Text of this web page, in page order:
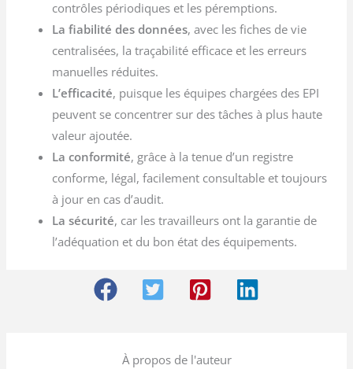
contrôles périodiques et les péremptions.
La fiabilité des données, avec les fiches de vie
centralisées, la traçabilité efficace et les erreurs
manuelles réduites.
L’efficacité, puisque les équipes chargées des EPI
peuvent se concentrer sur des tâches à plus haute
valeur ajoutée.
La conformité, grâce à la tenue d’un registre
conforme, légal, facilement consultable et toujours
à jour en cas d’audit.
La sécurité, car les travailleurs ont la garantie de
l’adéquation et du bon état des équipements.
À propos de l'auteur